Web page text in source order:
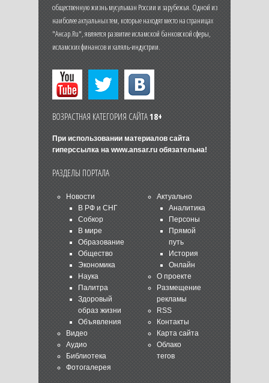
общественную жизнь мусульман России и зарубежья. Одной из
наиболее актуальных тем, которые находят место на страницах
"Ансар.Ru", является развитие исламской банковской сферы,
исламских финансов и халяль-индустрии.
ВОЗРАСТНАЯ КАТЕГОРИЯ САЙТА18+
При использовании материалов сайта
гиперссылка на www.ansar.ruобязательна!
РАЗДЕЛЫ ПОРТАЛА
Новости
В РФ и СНГ
Собкор
В мире
Образование
Общество
Экономика
Наука
Палитра
Здоровый
образ жизни
Объявления
Видео
Аудио
Библиотека
Фотогалерея
Актуально
Аналитика
Персоны
Прямой
путь
История
Онлайн
О проекте
Размещение
рекламы
RSS
Контакты
Карта сайта
Облако
тегов